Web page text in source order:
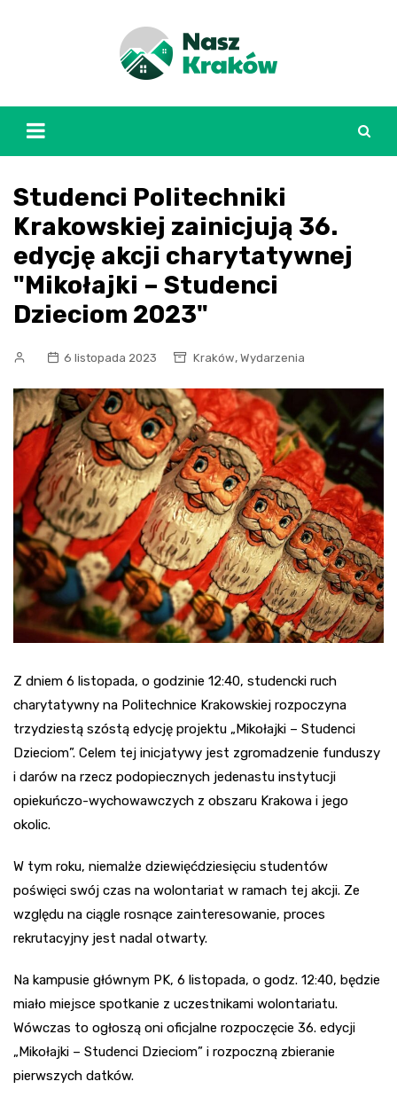
Studenci Politechniki
Krakowskiej zainicjują 36.
edycję akcji charytatywnej
"Mikołajki – Studenci
Dzieciom 2023"
6 listopada 2023 Kraków, Wydarzenia
Z dniem 6 listopada, o godzinie 12:40, studencki ruch
charytatywny na Politechnice Krakowskiej rozpoczyna
trzydziestą szóstą edycję projektu „Mikołajki – Studenci
Dzieciom”. Celem tej inicjatywy jest zgromadzenie funduszy
i darów na rzecz podopiecznych jedenastu instytucji
opiekuńczo-wychowawczych z obszaru Krakowa i jego
okolic.
W tym roku, niemalże dziewięćdziesięciu studentów
poświęci swój czas na wolontariat w ramach tej akcji. Ze
względu na ciągle rosnące zainteresowanie, proces
rekrutacyjny jest nadal otwarty.
Na kampusie głównym PK, 6 listopada, o godz. 12:40, będzie
miało miejsce spotkanie z uczestnikami wolontariatu.
Wówczas to ogłoszą oni oficjalne rozpoczęcie 36. edycji
„Mikołajki – Studenci Dzieciom” i rozpoczną zbieranie
pierwszych datków.